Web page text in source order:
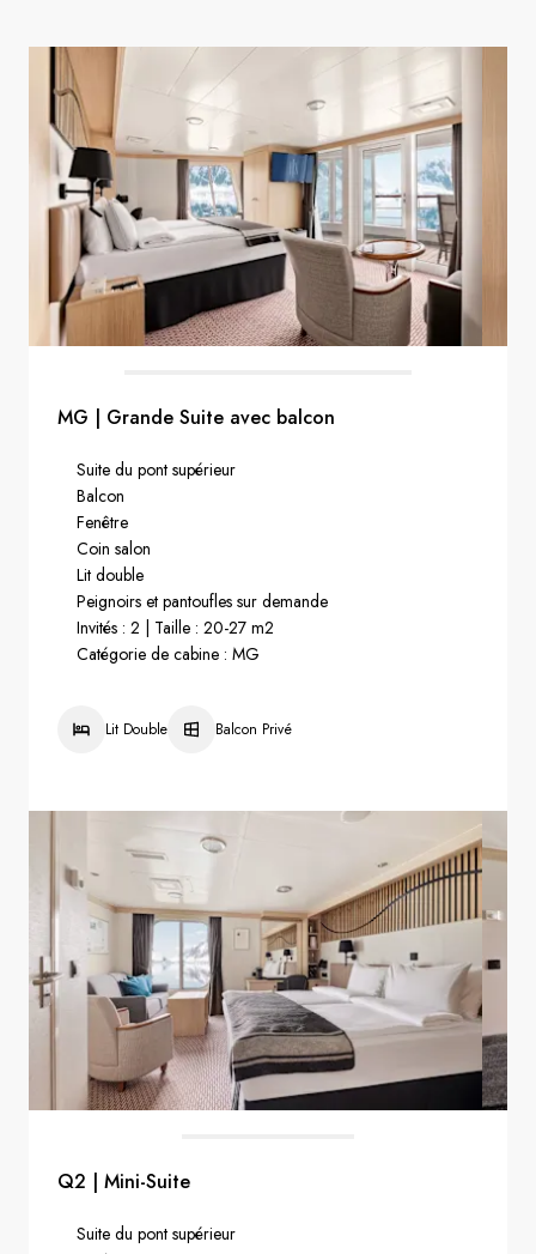
MG | Grande Suite avec balcon
Suite du pont supérieur
Balcon
Fenêtre
Coin salon
Lit double
Peignoirs et pantoufles sur demande
Invités : 2 | Taille : 20-27 m2
Catégorie de cabine : MG
Lit Double Balcon Privé
Q2 | Mini-Suite
Suite du pont supérieur